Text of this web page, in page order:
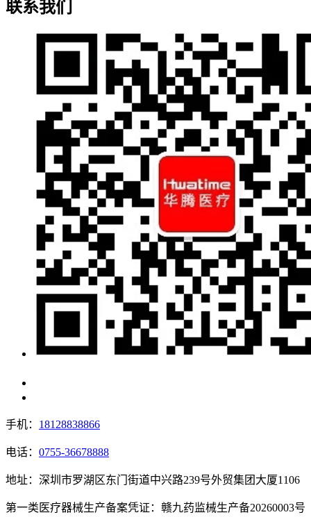
联系我们
手机： 18128838866
电话： 0755-36678888
地址：深圳市罗湖区东门街道中兴路239号外贸集团大厦1106
第一类医疗器械生产备案凭证：赣九药监械生产备20260003号